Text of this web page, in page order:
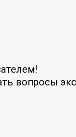
вопросы